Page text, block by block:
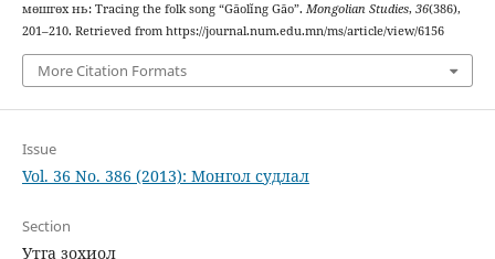
мөшгөх нь: Tracing the folk song “Gāоlĭng Gāо”. Mongolian Studies, 36(386),
201–210. Retrieved from https://journal.num.edu.mn/ms/article/view/6156
More Citation Formats
Issue
Vol. 36 No. 386 (2013): Монгол судлал
Section
Утга зохиол